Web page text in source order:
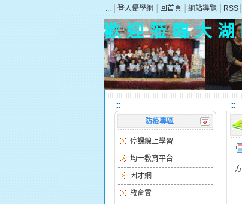
::: 登入優學網 回首頁 網站導覽 RSS
歡 迎 蒞 臨 大 湖
:::
防疫專區
停課線上學習
均一教育平台
因才網
教育雲
:::